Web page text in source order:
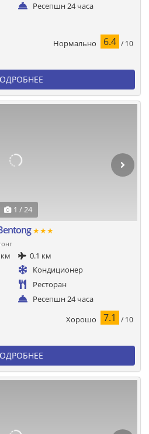
Ресепшн 24 часа
Нормально 6.4 / 10
1 / 24
★★★
0.1 км
Кондиционер
Ресторан
Ресепшн 24 часа
Хорошо 7.1 / 10